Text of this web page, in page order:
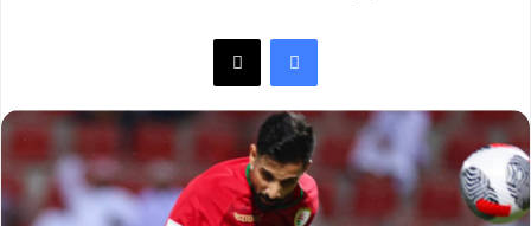
فيسبوك